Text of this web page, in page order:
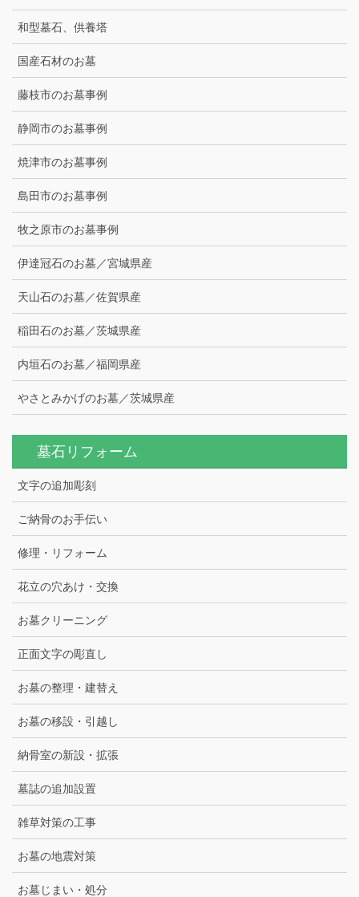
和型墓石、供養塔
国産石材のお墓
藤枝市のお墓事例
静岡市のお墓事例
焼津市のお墓事例
島田市のお墓事例
牧之原市のお墓事例
伊達冠石のお墓／宮城県産
天山石のお墓／佐賀県産
稲田石のお墓／茨城県産
内垣石のお墓／福岡県産
やさとみかげのお墓／茨城県産
墓石リフォーム
文字の追加彫刻
ご納骨のお手伝い
修理・リフォーム
花立の穴あけ・交換
お墓クリーニング
正面文字の彫直し
お墓の整理・建替え
お墓の移設・引越し
納骨室の新設・拡張
墓誌の追加設置
雑草対策の工事
お墓の地震対策
お墓じまい・処分